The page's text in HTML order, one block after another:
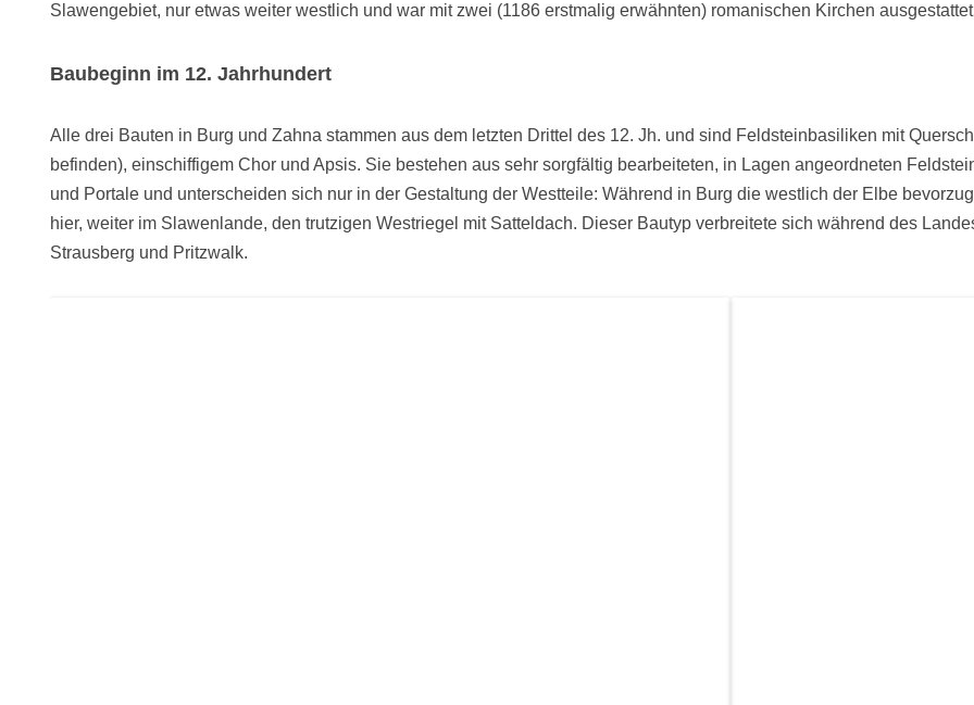
Slawengebiet, nur etwas weiter westlich und war mit zwei (1186 erstmalig erwähnten) romanischen Kirchen
Baubeginn im 12. Jahrhundert
Alle drei Bauten in Burg und Zahna stammen aus dem letzten Drittel des 12. Jh. und sind Feldsteinbasiliken mit
befinden), einschiffigem Chor und Apsis. Sie bestehen aus sehr sorgfältig bearbeiteten, in Lagen angeordneten
und Portale und unterscheiden sich nur in der Gestaltung der Westteile: Während in Burg die westlich der Elbe
hier, weiter im Slawenlande, den trutzigen Westriegel mit Satteldach. Dieser Bautyp verbreitete sich während des
Strausberg und Pritzwalk.